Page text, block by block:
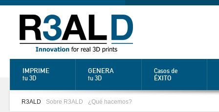
IMPRIME
tu 3D
GENERA
tu 3D
Casos de
ÉXITO
R3ALD Sobre R3ALD ¿Qué hacemos?